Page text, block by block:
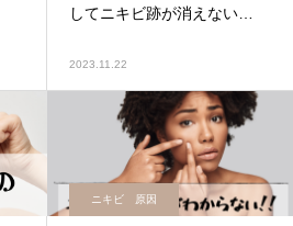
してニキビ跡が消えない…
2023.11.22
ニキビ 原因